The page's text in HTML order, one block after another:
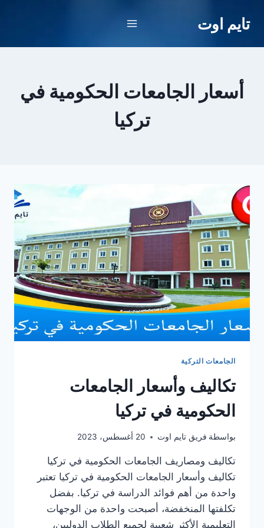
تايم اوت
أسعار الجامعات الحكومية في
تركيا
الجامعات التركية
تكاليف وأسعار الجامعات
الحكومية في تركيا
بواسطة فريق تايم اوت 20 أغسطس، 2023
تكاليف ومصاريف الجامعات الحكومية في تركيا
تكاليف وأسعار الجامعات الحكومية في تركيا تعتبر
واحدة من أهم فوائد الدراسة في تركيا. بفضل
تكلفتها المنخفضة، أصبحت واحدة من الوجهات
التعليمية الأكثر شعبية لجميع الطلاب الدوليين،